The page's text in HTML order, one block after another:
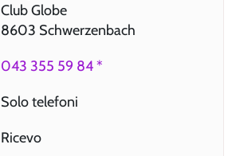
Club Globe
8603 Schwerzenbach
043 355 59 84 *
Solo telefoni
Ricevo